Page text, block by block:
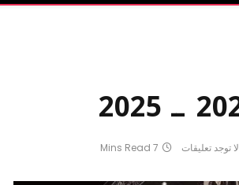
لا توجد تعليقات 7 Mins Read